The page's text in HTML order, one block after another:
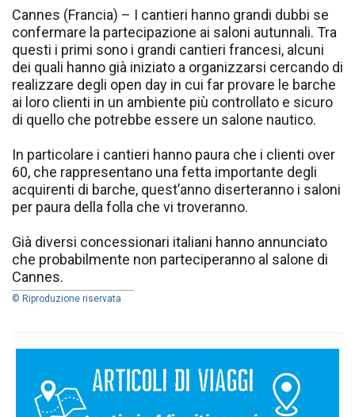
Cannes (Francia) – I cantieri hanno grandi dubbi se
confermare la partecipazione ai saloni autunnali. Tra
questi i primi sono i grandi cantieri francesi, alcuni
dei quali hanno già iniziato a organizzarsi cercando di
realizzare degli open day in cui far provare le barche
ai loro clienti in un ambiente più controllato e sicuro
di quello che potrebbe essere un salone nautico.
In particolare i cantieri hanno paura che i clienti over
60, che rappresentano una fetta importante degli
acquirenti di barche, quest’anno diserteranno i saloni
per paura della folla che vi troveranno.
Già diversi concessionari italiani hanno annunciato
che probabilmente non parteciperanno al salone di
Cannes.
© Riproduzione riservata